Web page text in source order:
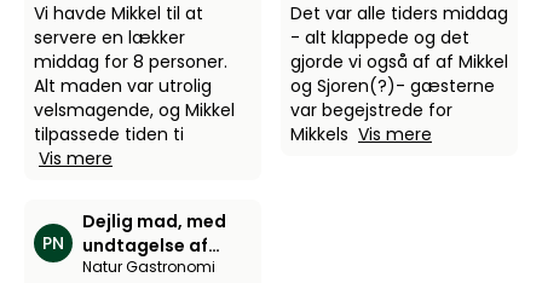
Vi havde Mikkel til at
servere en lækker
middag for 8 personer.
Alt maden var utrolig
velsmagende, og Mikkel
tilpassede tiden ti
Vis mere
Det var alle tiders middag
- alt klappede og det
gjorde vi også af af Mikkel
og Sjoren(?)- gæsterne
var begejstrede for
Mikkels Vis mere
PN
Dejlig mad, med
undtagelse af
ravioli
Natur Gastronomi